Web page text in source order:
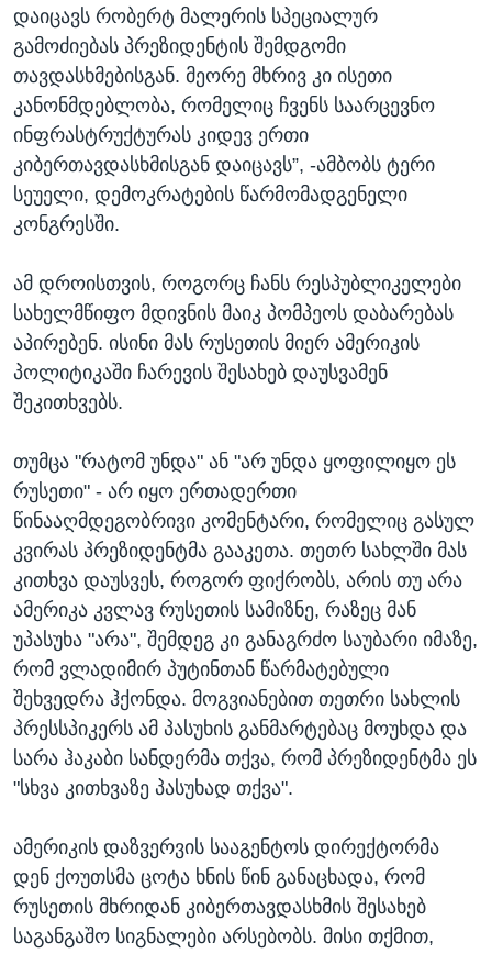
დაიცავს რობერტ მალერის სპეციალურ
გამოძიებას პრეზიდენტის შემდგომი
თავდასხმებისგან. მეორე მხრივ კი ისეთი
კანონმდებლობა, რომელიც ჩვენს საარცევნო
ინფრასტრუქტურას კიდევ ერთი
კიბერთავდასხმისგან დაიცავს”, -ამბობს ტერი
სეუელი, დემოკრატების წარმომადგენელი
კონგრესში.
ამ დროისთვის, როგორც ჩანს რესპუბლიკელები
სახელმწიფო მდივნის მაიკ პომპეოს დაბარებას
აპირებენ. ისინი მას რუსეთის მიერ ამერიკის
პოლიტიკაში ჩარევის შესახებ დაუსვამენ
შეკითხვებს.
თუმცა "რატომ უნდა" ან "არ უნდა ყოფილიყო ეს
რუსეთი" - არ იყო ერთადერთი
წინააღმდეგობრივი კომენტარი, რომელიც გასულ
კვირას პრეზიდენტმა გააკეთა. თეთრ სახლში მას
კითხვა დაუსვეს, როგორ ფიქრობს, არის თუ არა
ამერიკა კვლავ რუსეთის სამიზნე, რაზეც მან
უპასუხა "არა", შემდეგ კი განაგრძო საუბარი იმაზე,
რომ ვლადიმირ პუტინთან წარმატებული
შეხვედრა ჰქონდა. მოგვიანებით თეთრი სახლის
პრესსპიკერს ამ პასუხის განმარტებაც მოუხდა და
სარა ჰაკაბი სანდერმა თქვა, რომ პრეზიდენტმა ეს
"სხვა კითხვაზე პასუხად თქვა".
ამერიკის დაზვერვის სააგენტოს დირექტორმა
დენ ქოუთსმა ცოტა ხნის წინ განაცხადა, რომ
რუსეთის მხრიდან კიბერთავდასხმის შესახებ
საგანგაშო სიგნალები არსებობს. მისი თქმით,